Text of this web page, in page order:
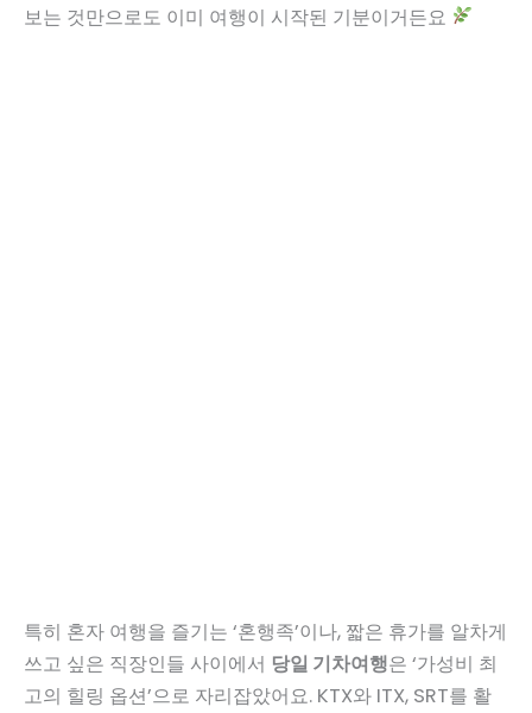
보는 것만으로도 이미 여행이 시작된 기분이거든요
특히 혼자 여행을 즐기는 ‘혼행족’이나, 짧은 휴가를 알차게
쓰고 싶은 직장인들 사이에서 당일 기차여행은 ‘가성비 최
고의 힐링 옵션’으로 자리잡았어요. KTX와 ITX, SRT를 활